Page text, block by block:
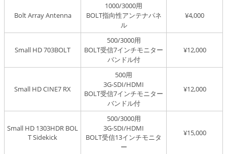
Bolt Array Antenna
1000/3000用
BOLT指向性アンテナパネ
ル
¥4,000
Small HD 703BOLT
500/3000用
BOLT受信7インチモニター
バンドル付
¥12,000
Small HD CINE7 RX
500用
3G-SDI/HDMI
BOLT受信7インチモニター
バンドル付
¥12,000
Small HD 1303HDR BOL
T Sidekick
500/3000用
3G-SDI/HDMI
BOLT受信13インチモニタ
ー
¥15,000